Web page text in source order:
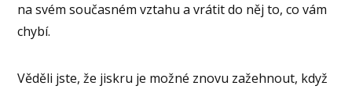
na svém současném vztahu a vrátit do něj to, co vám
chybí.
Věděli jste, že jiskru je možné znovu zažehnout, když